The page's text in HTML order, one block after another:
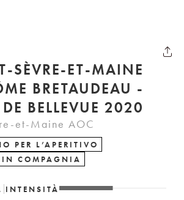
SÈVRE-ET-MAINE
BRETAUDEAU -
DOMAINE DE BELLEVUE 2020
et-Maine AOC
PER L’APERITIVO
COMPAGNIA
INTENSITÀ